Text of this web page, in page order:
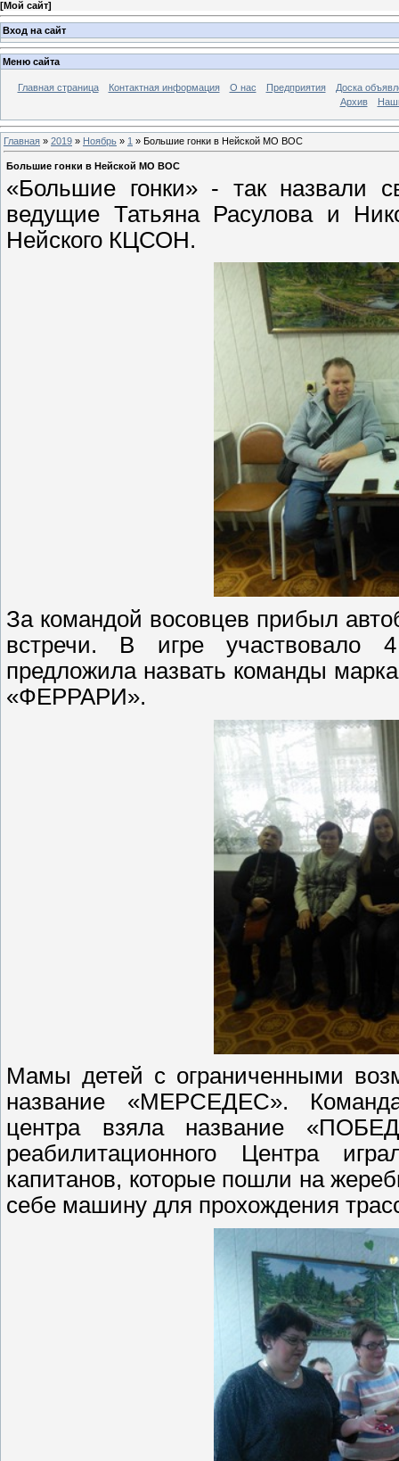
[Мой сайт]
Вход на сайт
Меню сайта
Главная страница Контактная информация О нас Предприятия
Доска
Архив
Главная » 2019 » Ноябрь » 1 » Большие гонки в Нейской МО ВОС
Большие гонки в Нейской МО ВОС
«Большие гонки» - так назвали
ведущие Татьяна Расулова и
Нейского КЦСОН.
За командой восовцев прибыл
встречи. В игре участвовало
предложила назвать команды
«ФЕРРАРИ».
Мамы детей с ограниченными
название «МЕРСЕДЕС».
центра взяла название
реабилитационного Центра
капитанов, которые пошли на
себе машину для прохождения